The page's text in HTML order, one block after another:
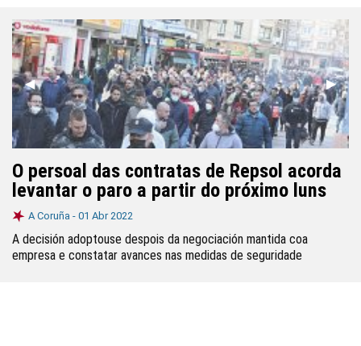
Anterior
◀︎ ▶︎
O persoal das contratas de Repsol acorda
levantar o paro a partir do próximo luns
A Coruña - 01 Abr 2022
A decisión adoptouse despois da negociación mantida coa
empresa e constatar avances nas medidas de seguridade